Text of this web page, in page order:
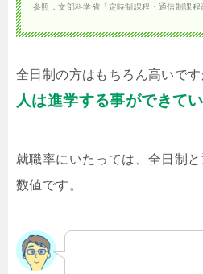
参照：文部科学省「定時制課程・通信制課程
全日制の方はもちろん高いで
人は進学する事ができてい
就職率にいたっては、全日制
数値です。